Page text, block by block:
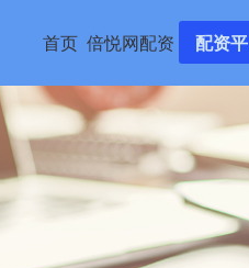
首页 倍悦网配资 配资